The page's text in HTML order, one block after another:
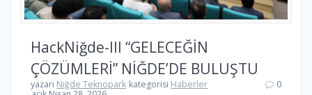
HackNiğde-III “GELECEĞİN
ÇÖZÜMLERİ” NİĞDE’DE BULUŞTU
yazarı Niğde Teknopark kategorisi Haberler
0